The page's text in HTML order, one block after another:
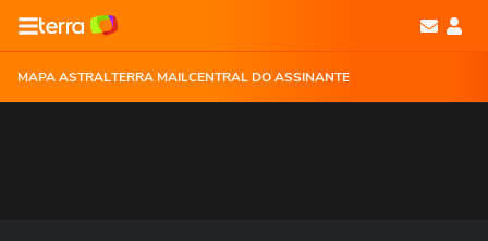
MAPA ASTRALTERRA MAILCENTRAL DO ASSINANTE